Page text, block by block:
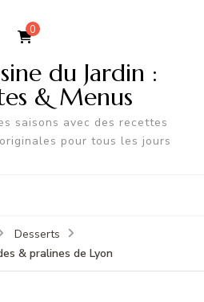
0
du Jardin :
& Menus
saisons avec des recettes
pour tous les jours
Desserts
& pralines de Lyon